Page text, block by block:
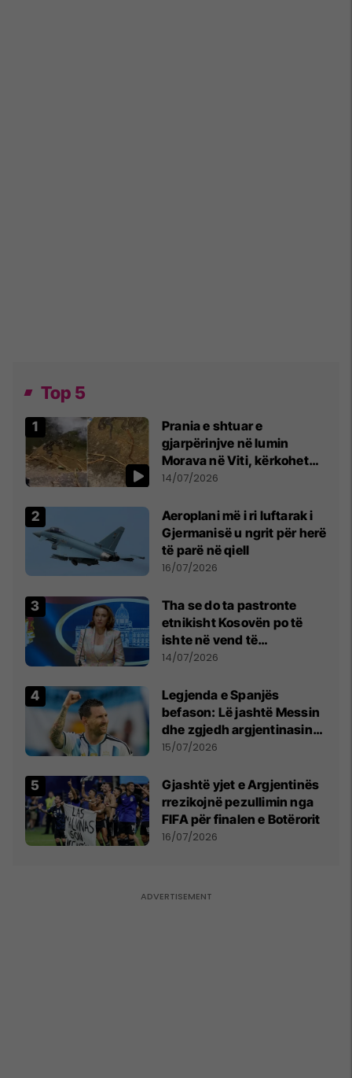
Top 5
Prania e shtuar e
gjarpërinjve në lumin
Morava në Viti, kërkohet
kujdes nga qytetarët
14/07/2026
Aeroplani më i ri luftarak i
Gjermanisë u ngrit për herë
të parë në qiell
16/07/2026
Tha se do ta pastronte
etnikisht Kosovën po të
ishte në vend të
Millosheviqit, Lëvizja e
kërkon shkarkimin e
menjëhershëm të
Snezhana Paunoviq
14/07/2026
Legjenda e Spanjës
befason: Lë jashtë Messin
dhe zgjedh argjentinasin
më të mirë në botë
15/07/2026
Gjashtë yjet e Argjentinës
rrezikojnë pezullimin nga
FIFA për finalen e Botërorit
16/07/2026